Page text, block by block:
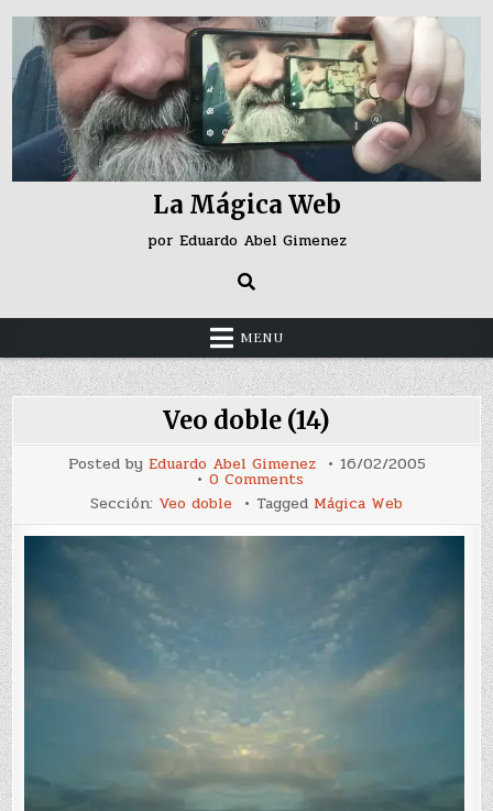
Skip
content
La Mágica Web
por Eduardo Abel Gimenez
MENU
Veo doble (14)
Posted by Eduardo Abel Gimenez 16/02/2005
0 Commentson
Veo
doble
(14)
Sección: Veo doble Tagged Mágica Web